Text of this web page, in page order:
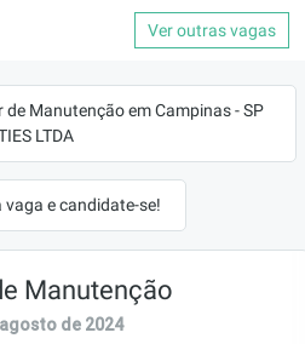
Ver outras vagas
de Manutenção em Campinas - SP
LTDA
vaga e candidate-se!
Manutenção
de 2024